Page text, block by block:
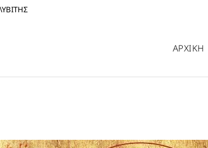
ΑΡΧΙΚΗ